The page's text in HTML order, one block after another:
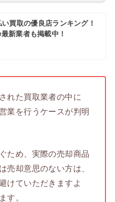
い買取の優良店ランキング！
新業者も掲載中！
れた買取業者の中に
業を行うケースが判明
ため、実際の売却商品
売却意思のない方は、
けていただきますよ
す。